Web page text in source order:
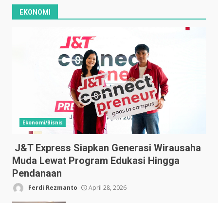
EKONOMI
Ekonomi/Bisnis
J&T Express Siapkan Generasi Wirausaha
Muda Lewat Program Edukasi Hingga
Pendanaan
Ferdi Rezmanto April 28, 2026